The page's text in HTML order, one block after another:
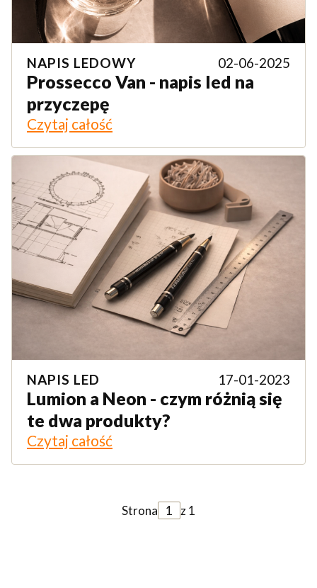
NAPIS LEDOWY 02-06-2025
Prossecco Van - napis led na
przyczepę
Czytaj całość
NAPIS LED 17-01-2023
Lumion a Neon - czym różnią się
te dwa produkty?
Czytaj całość
Strona z 1